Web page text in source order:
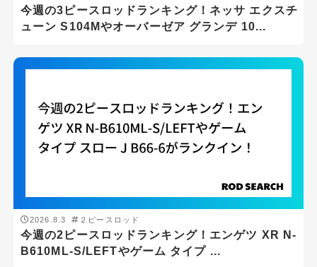
今週の3ピースロッドランキング！ネッサ エクスチ
ューン S104Mやオーバーゼア グランデ 10...
2026.8.3 ２ピースロッド
今週の2ピースロッドランキング！エンゲツ XR N-
B610ML-S/LEFTやゲーム タイプ ...